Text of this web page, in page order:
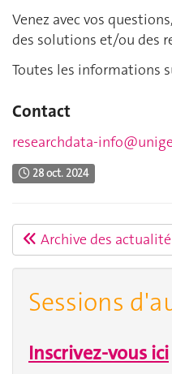
Venez avec vos
des solutions et/ou des
Toutes les informations
Contact
researchdata-
28 oct. 2024
Archive des
Sessions
Inscrivez-vous ici